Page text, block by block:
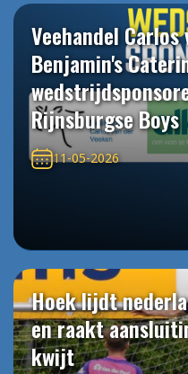
Veehandel
Benjamin's
Rijnsburgse Boys
11-05-2026
Hoek lijdt
en raakt
kwijt